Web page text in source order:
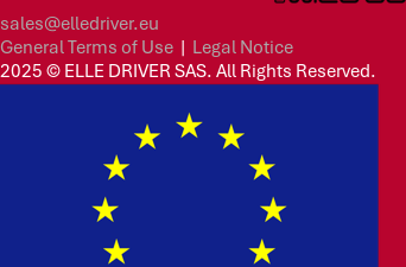
sales@elledriver.eu
General Terms of Use | Legal Notice
2025 © ELLE DRIVER SAS. All Rights Reserved.